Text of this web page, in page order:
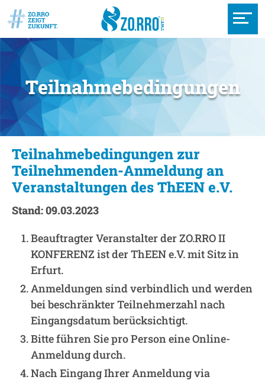
Teilnahmebedingungen
Teilnahmebedingungen zur
Teilnehmenden-Anmeldung an
Veranstaltungen des ThEEN e.V.
Stand: 09.03.2023
Beauftragter Veranstalter der ZO.RRO II
KONFERENZ ist der ThEEN e.V. mit Sitz in
Erfurt.
Anmeldungen sind verbindlich und werden
bei beschränkter Teilnehmerzahl nach
Eingangsdatum berücksichtigt.
Bitte führen Sie pro Person eine Online-
Anmeldung durch.
Nach Eingang Ihrer Anmeldung via